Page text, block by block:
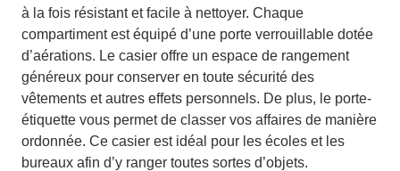
à la fois résistant et facile à nettoyer. Chaque
compartiment est équipé d’une porte verrouillable dotée
d’aérations. Le casier offre un espace de rangement
généreux pour conserver en toute sécurité des
vêtements et autres effets personnels. De plus, le porte-
étiquette vous permet de classer vos affaires de manière
ordonnée. Ce casier est idéal pour les écoles et les
bureaux afin d’y ranger toutes sortes d’objets.